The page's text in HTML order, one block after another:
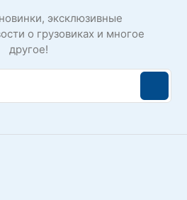
эксклюзивные
о грузовиках и многое
другое!